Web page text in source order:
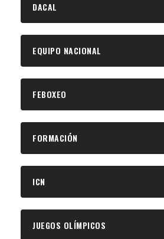
DACAL
EQUIPO NACIONAL
FEBOXEO
FORMACIÓN
ICN
JUEGOS OLÍMPICOS